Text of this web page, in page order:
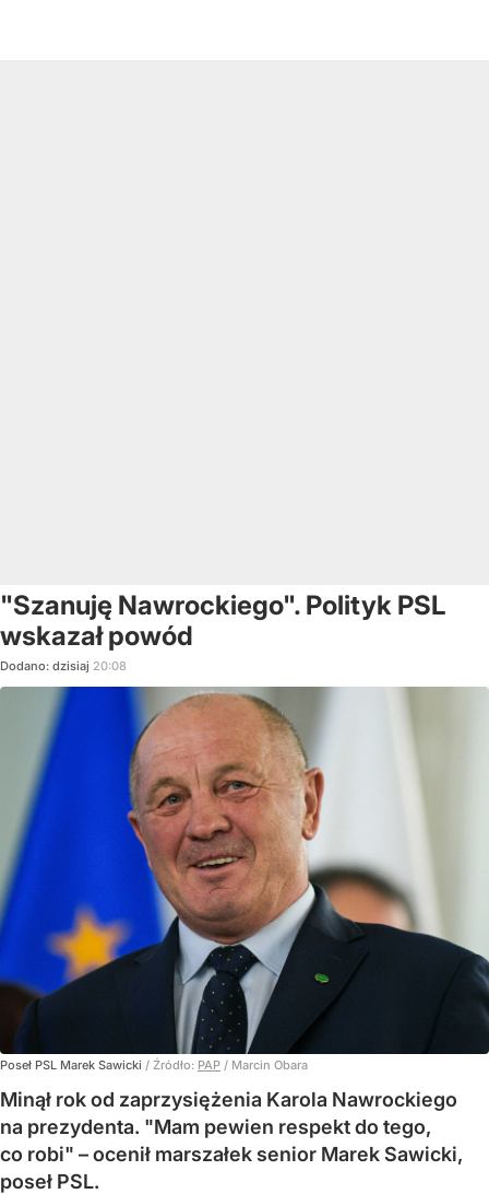
"Szanuję Nawrockiego". Polityk PSL
wskazał powód
Dodano: dzisiaj 20:08
Poseł PSL Marek Sawicki / Źródło: PAP / Marcin Obara
Minął rok od zaprzysiężenia Karola Nawrockiego
na prezydenta. "Mam pewien respekt do tego,
co robi" – ocenił marszałek senior Marek Sawicki,
poseł PSL.